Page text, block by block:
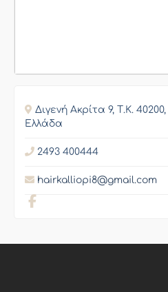
Διγενή Ακρίτα 9, Τ.Κ.
Ελλάδα
2493 400444
hairkalliopi8@gmail.com